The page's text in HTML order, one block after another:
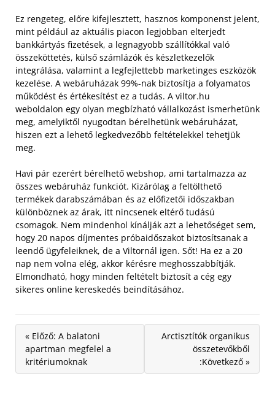
Ez rengeteg, előre kifejlesztett, hasznos komponenst jelent,
mint például az aktuális piacon legjobban elterjedt
bankkártyás fizetések, a legnagyobb szállítókkal való
összeköttetés, külső számlázók és készletkezelők
integrálása, valamint a legfejlettebb marketinges eszközök
kezelése. A webáruházak 99%-nak biztosítja a folyamatos
működést és értékesítést ez a tudás. A viltor.hu
weboldalon egy olyan megbízható vállalkozást ismerhetünk
meg, amelyiktől nyugodtan bérelhetünk webáruházat,
hiszen ezt a lehető legkedvezőbb feltételekkel tehetjük
meg.
Havi pár ezerért bérelhető webshop, ami tartalmazza az
összes webáruház funkciót. Kizárólag a feltölthető
termékek darabszámában és az előfizetői időszakban
különböznek az árak, itt nincsenek eltérő tudású
csomagok. Nem mindenhol kínálják azt a lehetőséget sem,
hogy 20 napos díjmentes próbaidőszakot biztosítsanak a
leendő ügyfeleiknek, de a Viltornál igen. Sőt! Ha ez a 20
nap nem volna elég, akkor kérésre meghosszabbítják.
Elmondható, hogy minden feltételt biztosít a cég egy
sikeres online kereskedés beindításához.
« Előző: A balatoni
apartman megfelel a
kritériumoknak
Arctisztítók organikus
összetevőkből
:Következő »